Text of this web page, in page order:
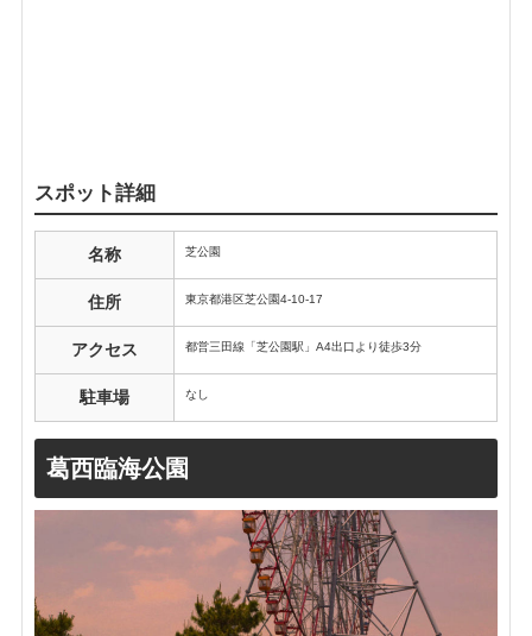
スポット詳細
名称 芝公園
住所 東京都港区芝公園4-10-17
アクセス 都営三田線「芝公園駅」A4出口より徒歩3分
駐車場 なし
葛西臨海公園